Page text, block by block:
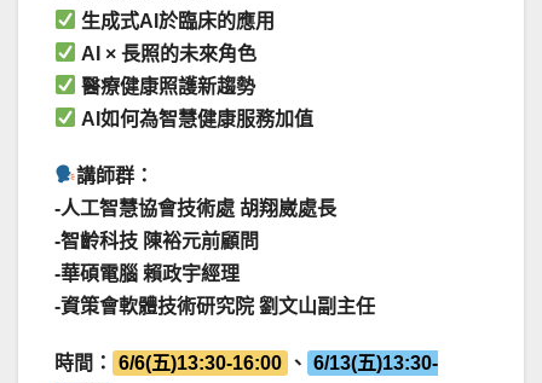
生成式AI於臨床的應用
AI × 長照的未來角色
醫療健康照護新趨勢
AI如何為智慧健康服務加值
講師群：
-人工智慧協會技術處 胡翔崴處長
-智齡科技 陳裕元前顧問
-華碩電腦 賴政宇經理
-資策會軟體技術研究院 劉文山副主任
時間： 6/6(五)13:30-16:00 、 6/13(五)13:30-